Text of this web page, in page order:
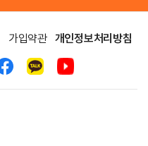
가입약관 개인정보처리방침